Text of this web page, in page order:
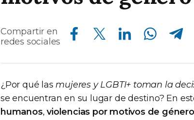
Compartir en
redes sociales
Compartir en Facebook Compartir en Twitter Compartir en Linkedin Compartir en Whatsapp Compartir en Telegram
¿Por qué las mujeres y LGBTI+ toman la
se encuentran en su lugar de destino? En
humanos,violencias por motivos de género